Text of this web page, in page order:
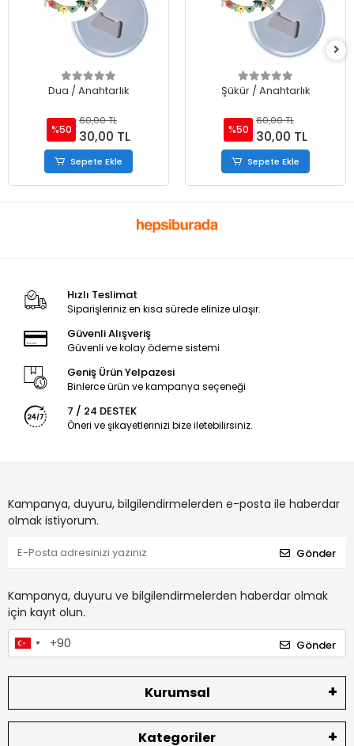
Dua / Anahtarlık
%50
60,00 TL
30,00 TL
Sepete Ekle
Şükür / Anahtarlık
%50
60,00 TL
30,00 TL
Sepete Ekle
Hızlı Teslimat
Siparişleriniz en kısa sürede elinize ulaşır.
Güvenli Alışveriş
Güvenli ve kolay ödeme sistemi
Geniş Ürün Yelpazesi
Binlerce ürün ve kampanya seçeneği
7 / 24 DESTEK
Öneri ve şikayetlerinizi bize iletebilirsiniz.
Kampanya, duyuru, bilgilendirmelerden e-posta ile haberdar
olmak istiyorum.
Gönder
Kampanya, duyuru ve bilgilendirmelerden haberdar olmak
için kayıt olun.
Gönder
Kurumsal
Kategoriler